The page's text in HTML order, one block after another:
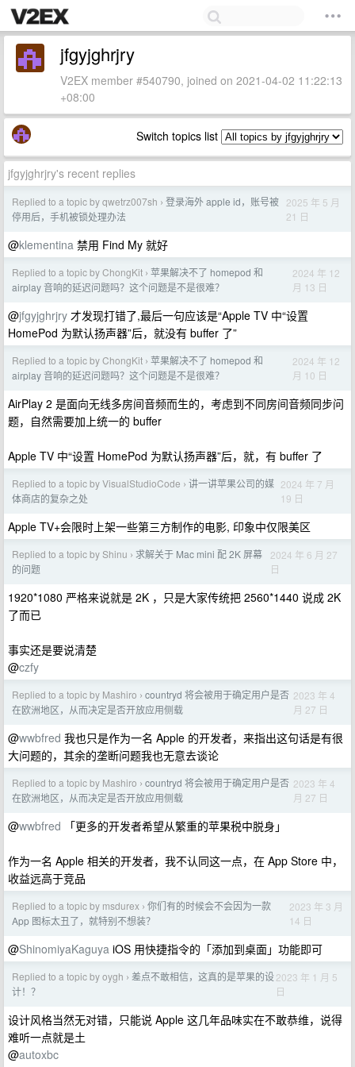
jfgyjghrjry
V2EX member #540790, joined on 2021-04-02 11:22:13
+08:00
Switch topics list
jfgyjghrjry's recent replies
Replied to a topic by qwetrz007sh › 登录海外 apple id，账号被
停用后，手机被锁处理办法
2025 年 5 月
21 日
@klementina 禁用 Find My 就好
Replied to a topic by ChongKit › 苹果解决不了 homepod 和
airplay 音响的延迟问题吗？这个问题是不是很难？
2024 年 12
月 13 日
@jfgyjghrjry 才发现打错了,最后一句应该是“Apple TV 中“设置
HomePod 为默认扬声器”后，就没有 buffer 了”
Replied to a topic by ChongKit › 苹果解决不了 homepod 和
airplay 音响的延迟问题吗？这个问题是不是很难？
2024 年 12
月 10 日
AirPlay 2 是面向无线多房间音频而生的，考虑到不同房间音频同步问
题，自然需要加上统一的 buffer
Apple TV 中“设置 HomePod 为默认扬声器”后，就，有 buffer 了
Replied to a topic by VisualStudioCode › 讲一讲苹果公司的媒
体商店的复杂之处
2024 年 7 月
19 日
Apple TV+会限时上架一些第三方制作的电影, 印象中仅限美区
Replied to a topic by Shinu › 求解关于 Mac mini 配 2K 屏幕
的问题
2024 年 6 月 27
日
1920*1080 严格来说就是 2K ，只是大家传统把 2560*1440 说成 2K
了而已
事实还是要说清楚
@czfy
Replied to a topic by Mashiro › countryd 将会被用于确定用户是否
在欧洲地区，从而决定是否开放应用侧载
2023 年 4
月 27 日
@wwbfred 我也只是作为一名 Apple 的开发者，来指出这句话是有很
大问题的，其余的垄断问题我也无意去谈论
Replied to a topic by Mashiro › countryd 将会被用于确定用户是否
在欧洲地区，从而决定是否开放应用侧载
2023 年 4
月 27 日
@wwbfred 「更多的开发者希望从繁重的苹果税中脱身」
作为一名 Apple 相关的开发者，我不认同这一点，在 App Store 中，
收益远高于竞品
Replied to a topic by msdurex › 你们有的时候会不会因为一款
App 图标太丑了，就特别不想装？
2023 年 3 月
14 日
@ShinomiyaKaguya iOS 用快捷指令的「添加到桌面」功能即可
Replied to a topic by oygh › 差点不敢相信，这真的是苹果的设
计！？
2023 年 1 月 5
日
设计风格当然无对错，只能说 Apple 这几年品味实在不敢恭维，说得
难听一点就是土
@autoxbc